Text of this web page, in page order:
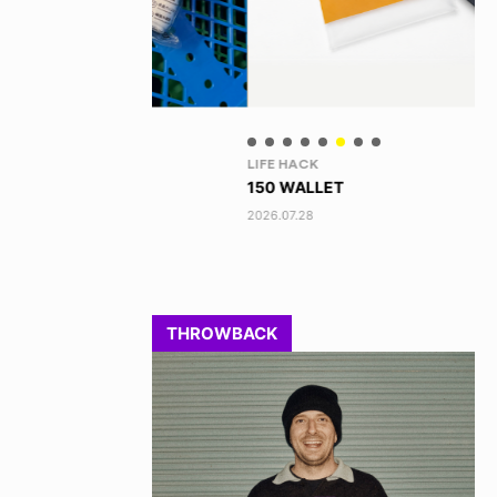
150 WALLET
THROWBACK